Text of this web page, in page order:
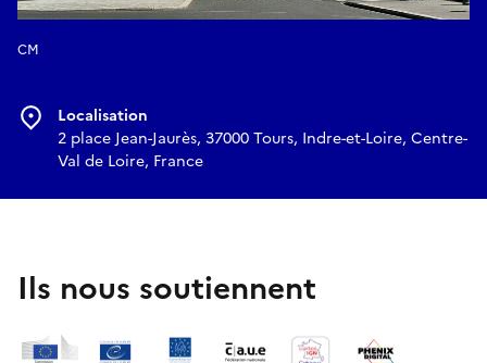
CM
Localisation
2 place Jean-Jaurès, 37000 Tours, Indre-et-Loire, Centre-
Val de Loire, France
Ils nous soutiennent